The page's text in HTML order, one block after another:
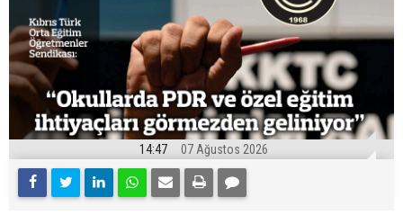
14:47 07 Ağustos 2026